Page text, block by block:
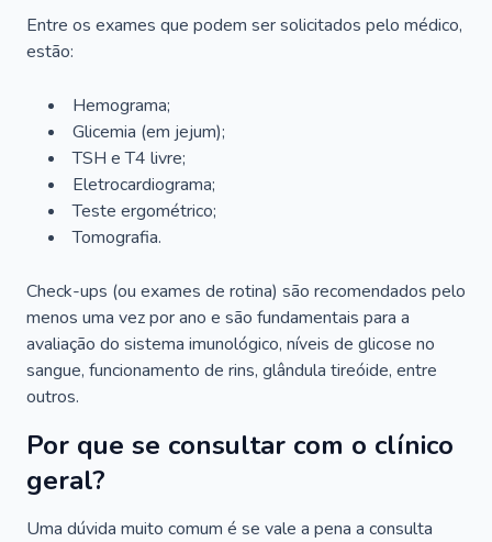
Entre os exames que podem ser solicitados pelo médico,
estão:
Hemograma;
Glicemia (em jejum);
TSH e T4 livre;
Eletrocardiograma;
Teste ergométrico;
Tomografia.
Check-ups (ou exames de rotina) são recomendados pelo
menos uma vez por ano e são fundamentais para a
avaliação do sistema imunológico, níveis de glicose no
sangue, funcionamento de rins, glândula tireóide, entre
outros.
Por que se consultar com o clínico
geral?
Uma dúvida muito comum é se vale a pena a consulta